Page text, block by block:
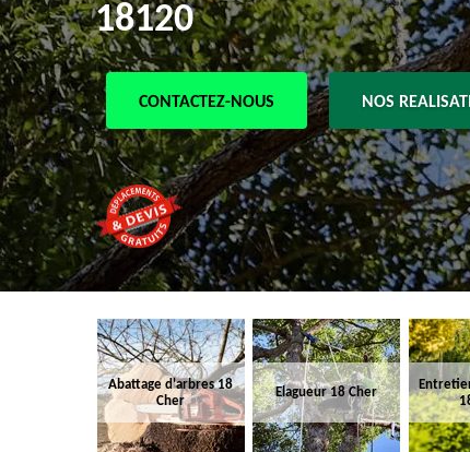
18120
CONTACTEZ-NOUS NOS
Abattage d'arbres 18
Cher
Elagueur 18 Cher